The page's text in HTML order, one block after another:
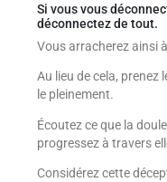
Si vous vous
déconnectez de tout.
Vous arracherez ainsi
Au lieu de cela, prenez
le pleinement.
Écoutez ce que la
progressez à travers
Considérez cette